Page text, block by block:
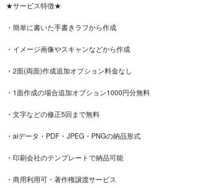
★サービス特徴★
・簡単に書いた手書きラフから作成
・イメージ画像やスキャンなどから作成
・2面(両面)作成追加オプション料金なし
・1面作成の場合追加オプション1000円分無料
・文字などの修正5回まで無料
・aiデータ・PDF・JPEG・PNGの納品形式
・印刷会社のテンプレートで納品可能
・商用利用可・著作権譲渡サービス